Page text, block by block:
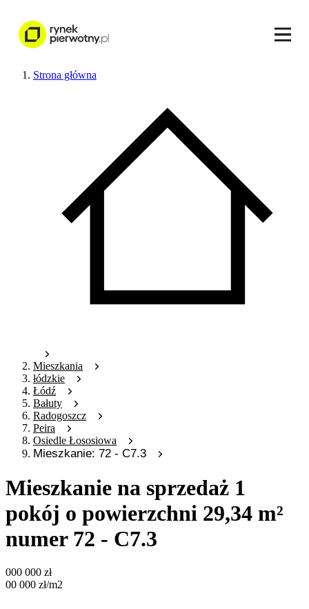
Strona główna
Mieszkania
łódzkie
Łódź
Bałuty
Radogoszcz
Peira
Osiedle Łososiowa
Mieszkanie: 72 - C7.3
Mieszkanie na sprzedaż 1
pokój o powierzchni 29,34 m²
numer 72 - C7.3
000 000 zł
00 000 zł/m2